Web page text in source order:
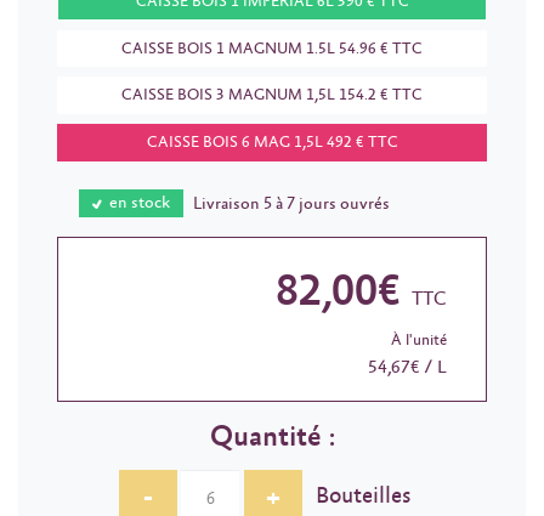
CAISSE BOIS 1 MAGNUM 1.5L 54.96 € TTC
CAISSE BOIS 3 MAGNUM 1,5L 154.2 € TTC
CAISSE BOIS 6 MAG 1,5L 492 € TTC
en stock Livraison 5 à 7 jours ouvrés
82,00€ TTC
À l'unité
54,67€ / L
Quantité :
-
+ Bouteilles